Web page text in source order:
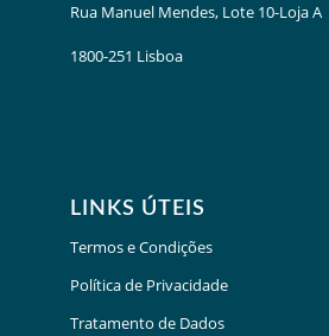
Rua Manuel Mendes, Lote 10-Loja A
1800-251 Lisboa
LINKS ÚTEIS
Termos e Condições
Política de Privacidade
Tratamento de Dados